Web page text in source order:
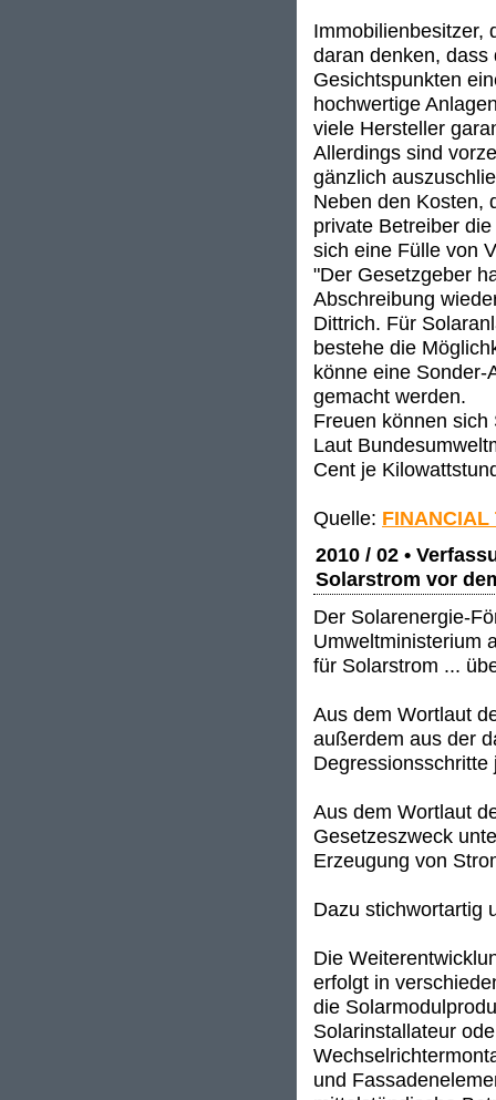
Immobilienbesitzer,
daran denken,
Gesichtspunkten
hochwertige
viele Hersteller
Allerdings sind
gänzlich
Neben den Kosten,
private Betreiber
sich eine Fülle von
"Der Gesetzgeber
Abschreibung
Dittrich. Für
bestehe die
könne eine Sonder-
gemacht werden.
Freuen können
Laut
Cent je
Quelle: FINANCIAL
2010 / 02 •
Solarstrom vor
Der Solarenergie-
Umweltministerium
für Solarstrom ...
Aus dem Wortlaut
außerdem aus der
Aus dem Wortlaut
Gesetzeszweck
Erzeugung von
Dazu stichwortartig
Die
erfolgt in
die
Solarinstallateur
und